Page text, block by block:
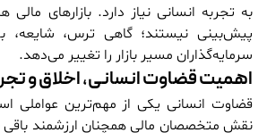
به تجربه انسانی نیاز دارد. بازارهای
پیش‌بینی نیستند؛ گاهی ترس، شایعه،
سرمایه‌گذاران مسیر بازار را تغییر می‌دهد.
اهمیت قضاوت انسانی، اخلاق و
قضاوت انسانی یکی از مهم‌ترین عواملی
نقش متخصصان مالی همچنان ارزشمند